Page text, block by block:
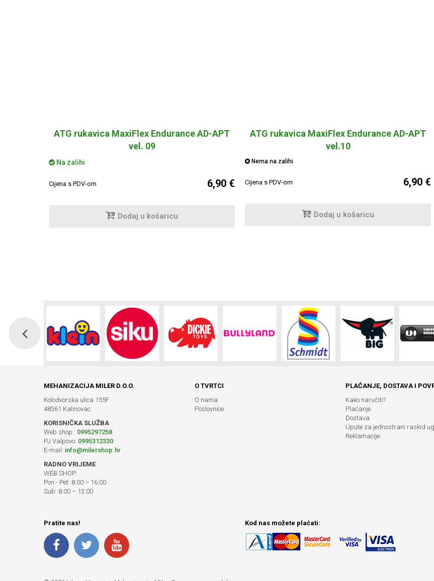
ATG rukavica MaxiFlex Endurance AD-APT
vel. 09
Na zalihi
Cijena s PDV-om 6,90 €
Dodaj u košaricu
ATG rukavica MaxiFlex Endurance AD-APT
vel.10
Nema na zalihi
Cijena s PDV-om 6,90 €
Dodaj u košaricu
MEHANIZACIJA MILER D.O.O.
Kolodvorska ulica 155F
48361 Kalinovac
KORISNIČKA SLUŽBA
Web shop: 0995297258
PJ Valpovo: 0995312330
E-mail: info@milershop.hr
RADNO VRIJEME
WEB SHOP:
Pon - Pet: 8:00 – 16:00
Sub: 8:00 – 13:00
O TVRTCI
O nama
Poslovnice
PLAĆANJE, DOSTAVA I
Kako naručiti?
Plaćanje
Dostava
Upute za jednostrani raskid
Reklamacije
Pratite nas! Kod nas možete plaćati: